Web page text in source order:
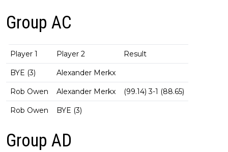
Group AC
Player 1 Player 2 Result
BYE (3) Alexander Merkx
Rob Owen Alexander Merkx (99.14) 3-1 (88.65)
Rob Owen BYE (3)
Group AD